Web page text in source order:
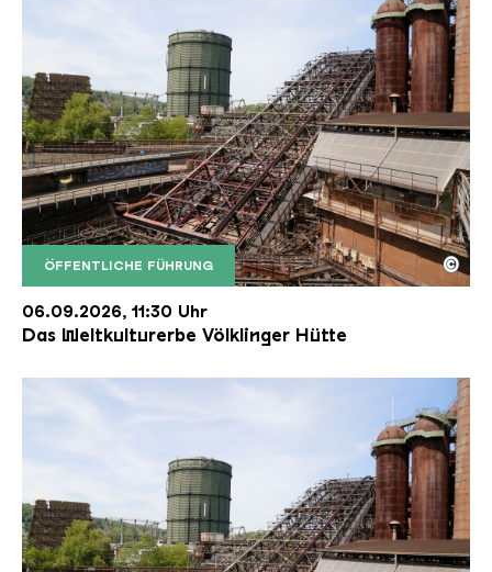
ÖFFENTLICHE FÜHRUNG
Der Erzschrägaufzug der Völklinger Hütte mit
Copyright: Weltkulturerbe Völklinger Hütte | Karl
©
06.09.2026, 11:30 Uhr
Das Weltkulturerbe Völklinger Hütte